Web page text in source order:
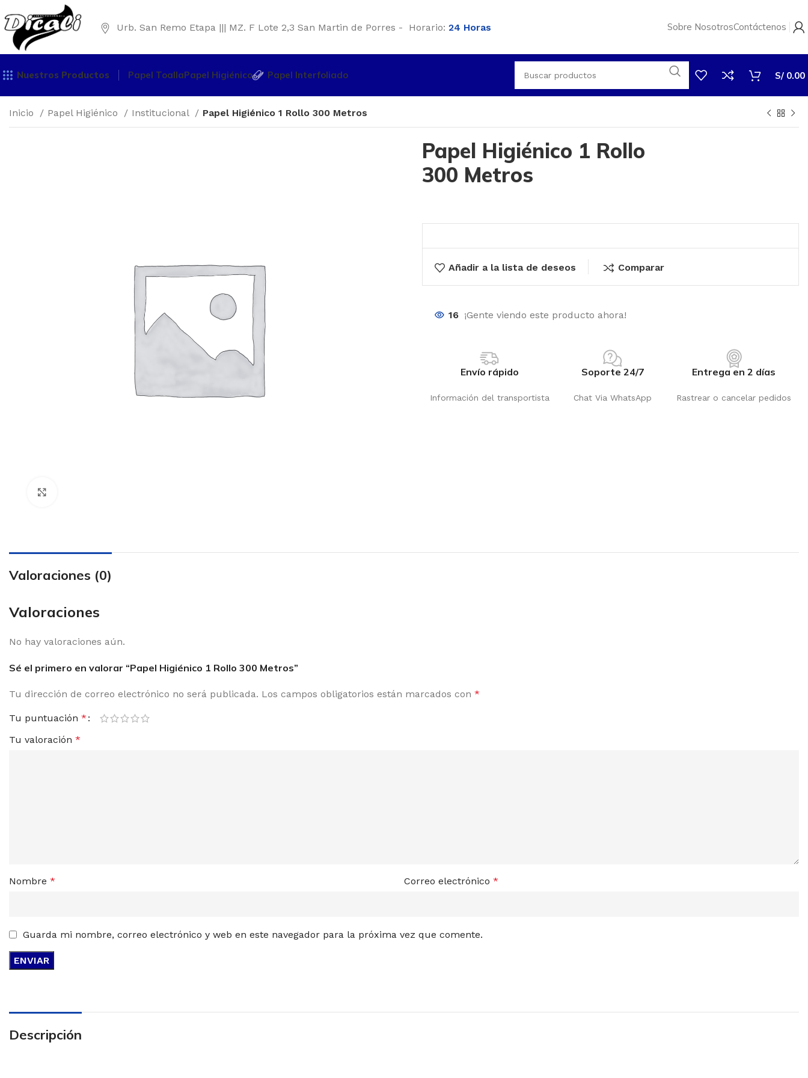
Urb. San Remo Etapa ||| MZ. F Lote 2,3 San Martin de Porres - Horario: 24 Horas Sobre NosotrosContáctenos
Nuestros Productos Papel ToallaPapel Higiénico Papel Interfoliado S/ 0.00
Inicio Papel Higiénico Institucional Papel Higiénico 1 Rollo 300 Metros
Papel Higiénico 1 Rollo
300 Metros
Añadir a la lista de deseos Comparar
16 ¡Gente viendo este producto ahora!
Envío rápido
Información del transportista
Soporte 24/7
Chat Via WhatsApp
Entrega en 2 días
Rastrear o cancelar pedidos
Valoraciones (0)
Valoraciones
No hay valoraciones aún.
Sé el primero en valorar “Papel Higiénico 1 Rollo 300 Metros”
Tu dirección de correo electrónico no será publicada. Los campos obligatorios están marcados con *
Tu puntuación *
Tu valoración *
Nombre * Correo electrónico *
Guarda mi nombre, correo electrónico y web en este navegador para la próxima vez que comente.
Descripción